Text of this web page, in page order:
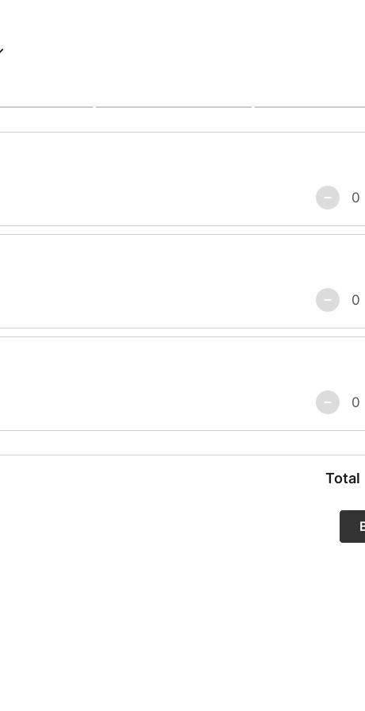
Total